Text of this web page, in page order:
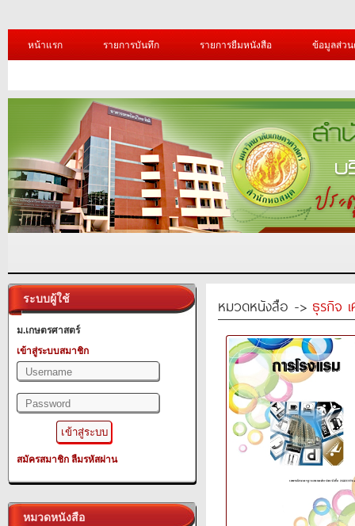
หน้าแรก รายการบันทึก รายการยืมหนังสือ ข้อมูลส่ว
ระบบผู้ใช้
ม.เกษตรศาสตร์
เข้าสู่ระบบสมาชิก
สมัครสมาชิก ลืมรหัสผ่าน
หมวดหนังสือ
หมวดหนังสือ -> ธุรกิจ